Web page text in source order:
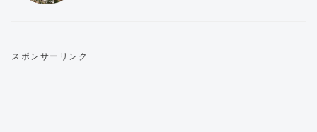
スポンサーリンク